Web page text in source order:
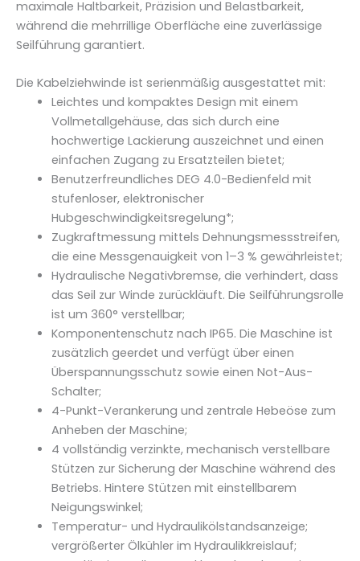
maximale Haltbarkeit, Präzision und Belastbarkeit,
während die mehrrillige Oberfläche eine zuverlässige
Seilführung garantiert.
Die Kabelziehwinde ist serienmäßig ausgestattet mit:
Leichtes und kompaktes Design mit einem
Vollmetallgehäuse, das sich durch eine
hochwertige Lackierung auszeichnet und einen
einfachen Zugang zu Ersatzteilen bietet;
Benutzerfreundliches DEG 4.0-Bedienfeld mit
stufenloser, elektronischer
Hubgeschwindigkeitsregelung*;
Zugkraftmessung mittels Dehnungsmessstreifen,
die eine Messgenauigkeit von 1–3 % gewährleistet;
Hydraulische Negativbremse, die verhindert, dass
das Seil zur Winde zurückläuft. Die Seilführungsrolle
ist um 360° verstellbar;
Komponentenschutz nach IP65. Die Maschine ist
zusätzlich geerdet und verfügt über einen
Überspannungsschutz sowie einen Not-Aus-
Schalter;
4-Punkt-Verankerung und zentrale Hebeöse zum
Anheben der Maschine;
4 vollständig verzinkte, mechanisch verstellbare
Stützen zur Sicherung der Maschine während des
Betriebs. Hintere Stützen mit einstellbarem
Neigungswinkel;
Temperatur- und Hydraulikölstandsanzeige;
vergrößerter Ölkühler im Hydraulikkreislauf;